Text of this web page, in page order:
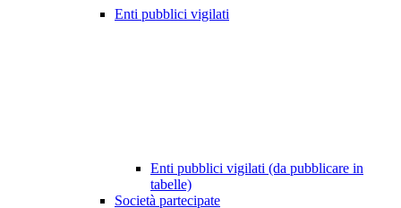
Enti pubblici vigilati
Enti pubblici vigilati (da pubblicare in
tabelle)
Società partecipate